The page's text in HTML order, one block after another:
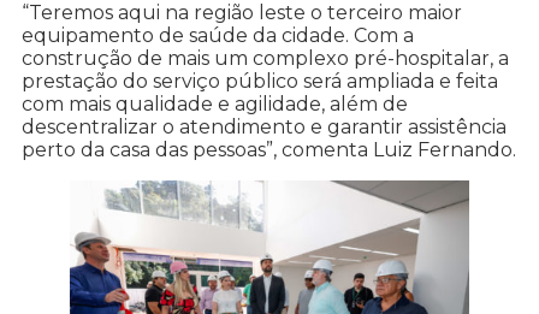
“Teremos aqui na região leste o terceiro maior
equipamento de saúde da cidade. Com a
construção de mais um complexo pré-hospitalar, a
prestação do serviço público será ampliada e feita
com mais qualidade e agilidade, além de
descentralizar o atendimento e garantir assistência
perto da casa das pessoas”, comenta Luiz Fernando.